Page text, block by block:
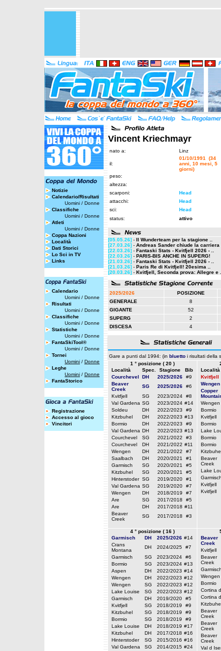
Notizie
Calendario/Risultati
Uomini / Donne
Classifiche
Uomini / Donne
Atleti
Uomini / Donne
Coppa Nazioni
Località
Dati Storici
Lo Sci in TV
Links
Calendario
Uomini / Donne
Risultati
Uomini / Donne
Classifiche
Uomini / Donne
Statistiche
Uomini / Donne
FantaSkiTool®
Uomini / Donne
Tornei
Uomini / Donne
Leghe
Uomini / Donne
FantaStorico
Registrazione
Accesso al gioco
Vincitori
Vincent Kriechmayr
nato a: Linz
il:
01/10/1991 (34
anni, 10 mesi, 5
giorni)
peso:
altezza:
scarponi:
Head
attacchi:
Head
sci:
Head
status:
attivo
[05.05.26] - Il Wunderteam per la stagione ..
[27.03.26] - Andreas Sander chiude la carriera
[22.03.26] - Fantaski Stats - Kvitfjell 2026 - ..
[22.03.26] - PARIS-BIS ANCHE IN SUPERG!
[21.03.26] - Fantaski Stats - Kvitfjell 2026 - ..
[21.03.26] - Paris Re di Kvitfjell! 20esima ..
[20.03.26] - Kvitfjell, Seconda prova: Allegre e
2025/2026
POSIZIONE
GENERALE
8
GIGANTE
52
SUPERG
2
DISCESA
4
Gare a punti dal 1994: (in bluetto i risultati della
1 ° posizione ( 20 )
Località
Spec. Stagione
Bib
Courchevel
DH 2025/2026
#9
Beaver
Creek
SG 2025/2026
#6
Kvitfjell
SG 2023/2024
#8
Val Gardena SG 2023/2024 #14
Soldeu
DH 2022/2023
#9
Kitzbuhel
DH 2022/2023 #13
Bormio
DH 2022/2023
#9
Val Gardena DH 2022/2023 #13
Courchevel
SG 2021/2022
#3
Courchevel
DH 2021/2022 #11
Wengen
DH 2021/2022
#7
Saalbach
DH 2020/2021
#1
Garmisch
SG 2020/2021
#5
Kitzbuhel
SG 2020/2021
#5
Hinterstoder SG 2019/2020
#1
Val Gardena SG 2019/2020
#7
Wengen
DH 2018/2019
#7
Are
SG 2017/2018
#5
Are
DH 2017/2018 #11
Beaver
Creek
SG 2017/2018 #3
Località
Kvitfjell
Wengen
Copper
Wengen
Bormio
Kvitfjell
Bormio
Lake
Bormio
Bormio
Beaver
Creek
Lake
Kvitfjell
Kvitfjell
4 ° posizione ( 16 )
Garmisch
DH 2025/2026 #14
Crans
Montana
DH 2024/2025
#7
Garmisch
SG 2023/2024
#6
Bormio
SG 2023/2024 #13
Aspen
DH 2022/2023 #14
Wengen
DH 2022/2023 #12
Wengen
SG 2022/2023 #12
Lake Louise
SG 2022/2023 #12
Garmisch
DH 2019/2020
#5
Kvitfjell
SG 2018/2019
#9
Kitzbuhel
SG 2018/2019
#9
Bormio
SG 2018/2019
#9
Lake Louise
DH 2018/2019 #17
Kitzbuhel
DH 2017/2018 #16
Hinterstoder
SG 2015/2016 #16
Val Gardena
SG 2014/2015 #24
Beaver
Creek
Kvitfjell
Beaver
Creek
Wengen
Bormio
Cortina d
Cortina d
Beaver
Creek
Beaver
Creek
Beaver
Creek
Val d